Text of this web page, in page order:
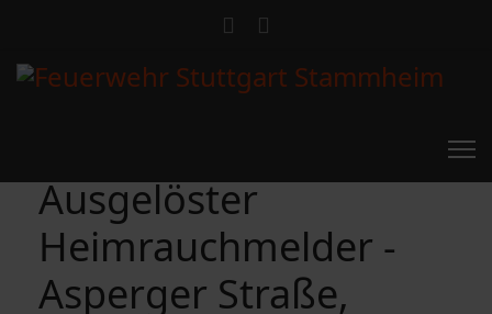
Ausgelöster
Heimrauchmelder -
Asperger Straße,